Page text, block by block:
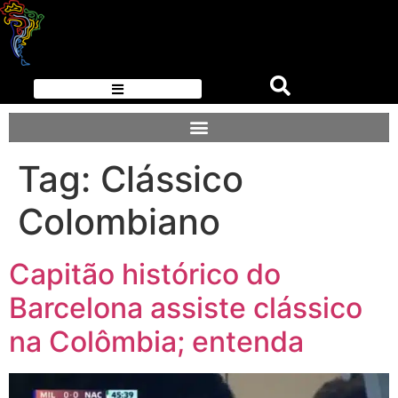
Tag: Clássico
Colombiano
Capitão histórico do
Barcelona assiste clássico
na Colômbia; entenda